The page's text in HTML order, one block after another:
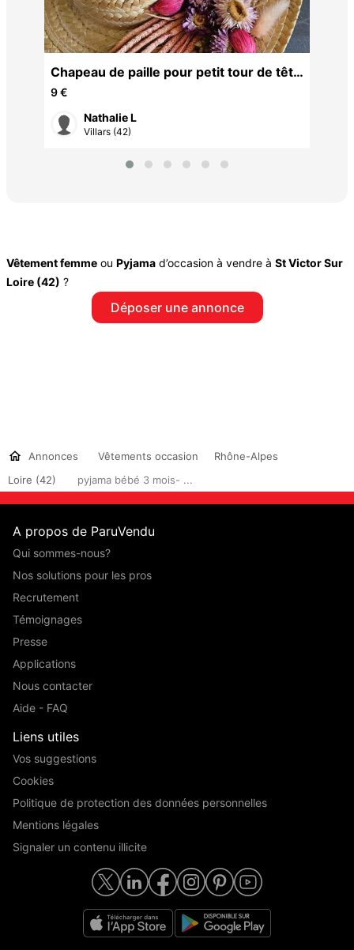
Chapeau de paille pour petit tour de tête
tb état
9 €
Nathalie L
Villars (42)
Vêtement femme ou Pyjama d’occasion à vendre à St Victor Sur
Loire (42) ?
Déposer une annonce
Annonces Vêtements occasion
Rhône-Alpes
Loire (42)
pyjama bébé 3 mois- ...
A propos de ParuVendu
Qui sommes-nous?
Nos solutions pour les pros
Recrutement
Témoignages
Presse
Applications
Nous contacter
Aide - FAQ
Liens utiles
Vos suggestions
Cookies
Politique de protection des données personnelles
Mentions légales
Signaler un contenu illicite